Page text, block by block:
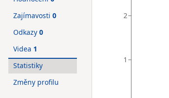
1
2
Zajímavosti 0
Odkazy 0
Videa 1
Statistiky
Změny profilu